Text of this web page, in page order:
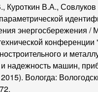
В.А.,
энергосбережения /
конференции
и
и надежность машин,
Вологда: